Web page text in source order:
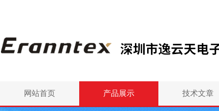
网站首页 产品展示 技术文章